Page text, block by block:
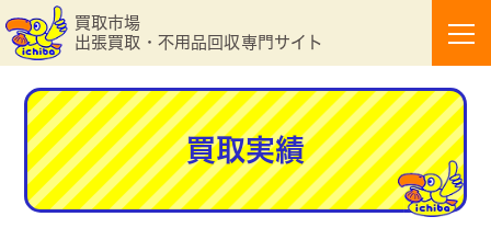
買取市場
出張買取・不用品回収専門サイト
買取実績